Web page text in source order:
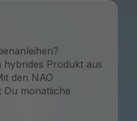
hybrides Produkt aus
den NAO
Du monatliche